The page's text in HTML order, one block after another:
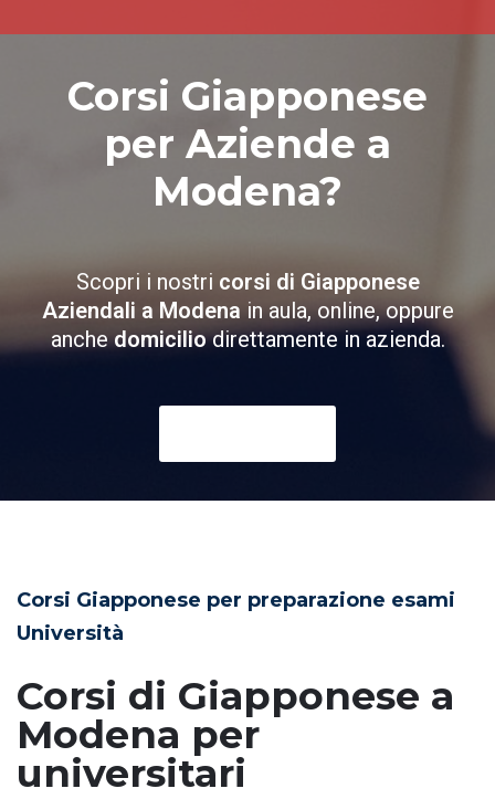
Corsi Giapponese
per Aziende a
Modena?
Scopri i nostri corsi di Giapponese
Aziendali a Modena in aula, online, oppure
anchedomiciliodirettamente in azienda.
Corsi di Giapponese a
Modena per
universitari
Corsi Giapponese per preparazione esami
Università